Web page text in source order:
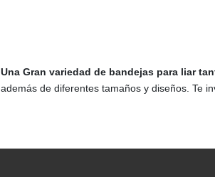
Una Gran variedad de bandejas para liar
además de diferentes tamaños y diseños. Te